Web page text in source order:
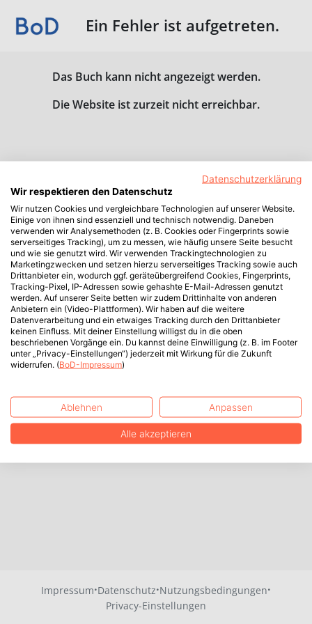
Ein Fehler ist aufgetreten.
Das Buch kann nicht angezeigt werden.
Die Website ist zurzeit nicht erreichbar.
Impressum·Datenschutz·Nutzungsbedingungen·
Privacy-Einstellungen
Datenschutzerklärung
Wir respektieren den Datenschutz
Wir nutzen Cookies und vergleichbare Technologien auf unserer Website.
Einige von ihnen sind essenziell und technisch notwendig. Daneben
verwenden wir Analysemethoden (z. B. Cookies oder Fingerprints sowie
serverseitiges Tracking), um zu messen, wie häufig unsere Seite besucht
und wie sie genutzt wird. Wir verwenden Trackingtechnologien zu
Marketingzwecken und setzen hierzu serverseitiges Tracking sowie auch
Drittanbieter ein, wodurch ggf. geräteübergreifend Cookies, Fingerprints,
Tracking-Pixel, IP-Adressen sowie gehashte E-Mail-Adressen genutzt
werden. Auf unserer Seite betten wir zudem Drittinhalte von anderen
Anbietern ein (Video-Plattformen). Wir haben auf die weitere
Datenverarbeitung und ein etwaiges Tracking durch den Drittanbieter
keinen Einfluss. Mit deiner Einstellung willigst du in die oben
beschriebenen Vorgänge ein. Du kannst deine Einwilligung (z. B. im Footer
unter „Privacy-Einstellungen“) jederzeit mit Wirkung für die Zukunft
widerrufen. (BoD-Impressum)
Ablehnen Anpassen
Alle akzeptieren